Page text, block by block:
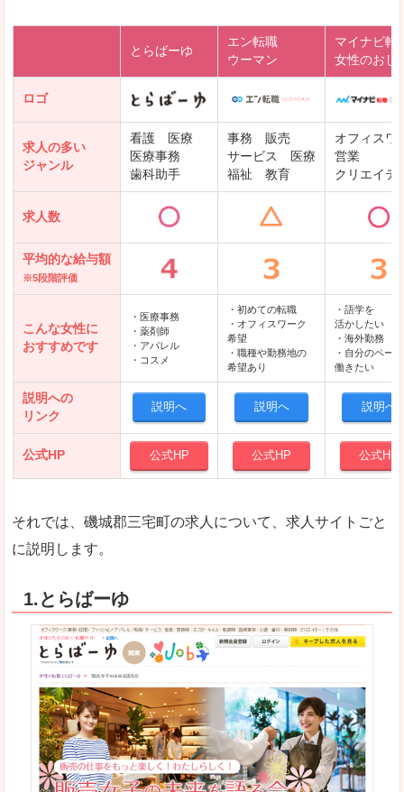
とらばーゆ
エン転職
ウーマン
マイナビ転
女性のおし
ロゴ
求人の多い
ジャンル
看護 医療
医療事務
歯科助手
事務 販売
サービス 医療
福祉 教育
オフィスワ
営業
クリエイテ
求人数
平均的な給与額
※5段階評価
こんな女性に
おすすめです
・医療事務
・薬剤師
・アパレル
・コスメ
・初めての転職
・オフィスワーク
希望
・職種や勤務地の
希望あり
・語学を
活かしたい
・海外勤務
・自分のペー
働きたい
説明への
リンク
説明へ 説明へ 説明へ
公式HP 公式HP 公式HP 公式HP
それでは、磯城郡三宅町の求人について、求人サイトごと
に説明します。
1.とらばーゆ